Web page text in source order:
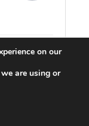
on our
are using or